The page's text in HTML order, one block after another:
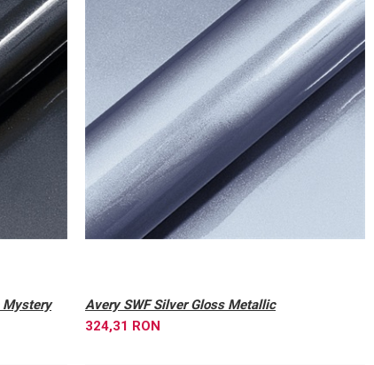
Avery SWF Silver Gloss Metallic
324,31 RON